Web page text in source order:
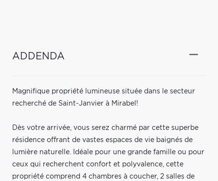
ADDENDA
Magnifique propriété lumineuse située dans le secteur
recherché de Saint-Janvier à Mirabel!
Dès votre arrivée, vous serez charmé par cette superbe
résidence offrant de vastes espaces de vie baignés de
lumière naturelle. Idéale pour une grande famille ou pour
ceux qui recherchent confort et polyvalence, cette
propriété comprend 4 chambres à coucher, 2 salles de